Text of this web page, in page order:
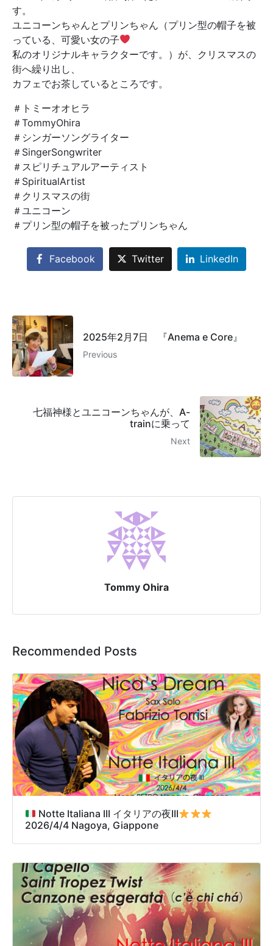
す。
ユニコーンちゃんとプリンちゃん（プリン型の帽子を被
っている、可愛い女の子
私のオリジナルキャラクターです。）が、クリスマスの
街へ繰り出し、
カフェでお茶しているところです。
＃トミーオオヒラ
＃TommyOhira
＃シンガーソングライター
＃SingerSongwriter
＃スピリチュアルアーティスト
＃SpiritualArtist
＃クリスマスの街
＃ユニコーン
＃プリン型の帽子を被ったプリンちゃん
Facebook Twitter LinkedIn
2025年2月7日 『Anema e Core』
Previous
七福神様とユニコーンちゃんが、A-
trainに乗って
Next
Tommy Ohira
Recommended Posts
Notte Italiana III イタリアの夜III
2026/4/4 Nagoya, Giappone